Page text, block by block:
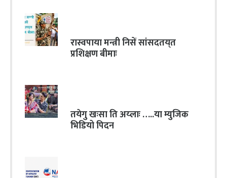
रास्वपाया मन्त्री निसें सांसदतय्‌त
प्रशिक्षण बीमाः
तयेगु खःसा ति अय्लाः …..या म्युजिक
भिडियो पिदन